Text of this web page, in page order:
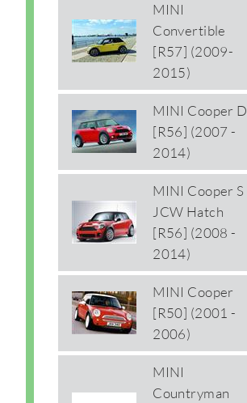
MINI
Convertible
[R57] (2009-
2015)
MINI Cooper D
[R56] (2007 -
2014)
MINI Cooper S
JCW Hatch
[R56] (2008 -
2014)
MINI Cooper
[R50] (2001 -
2006)
MINI
Countryman